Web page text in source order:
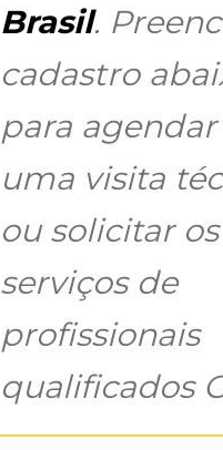
Brasil.
cadastro
para agendar
uma visita
ou solicitar os
serviços de
profissionais
qualificados